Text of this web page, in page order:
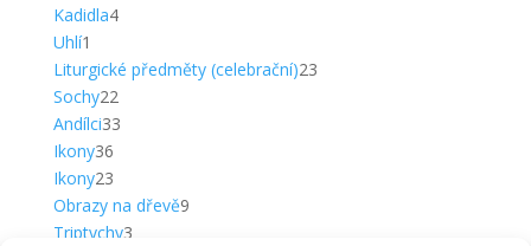
produktů
Kadidla44
Uhlí1
produkt
Liturgické předměty (celebrační)2323
Sochy2222
produktů
Andílci3333
Ikony3636
produktů
Ikony2323
produktů
Obrazy na dřevě99
Triptychy33